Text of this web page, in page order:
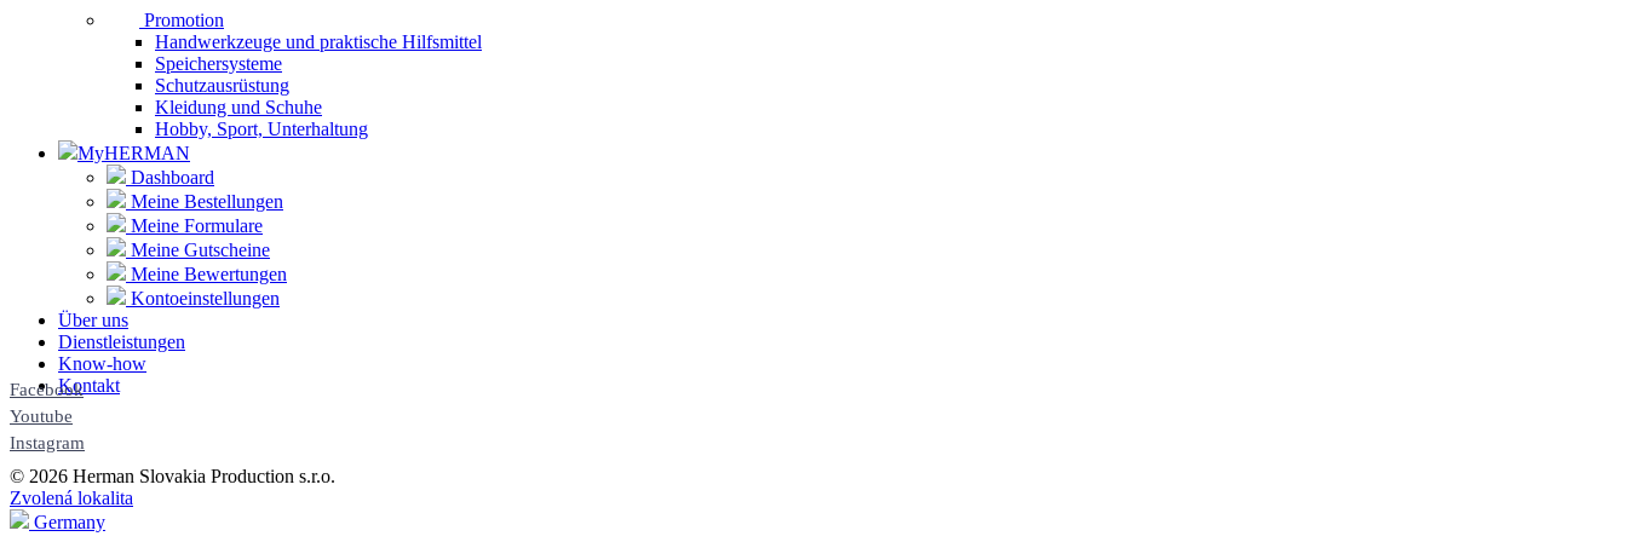
Promotion
Handwerkzeuge und praktische Hilfsmittel
Speichersysteme
Schutzausrüstung
Kleidung und Schuhe
Hobby, Sport, Unterhaltung
MyHERMAN
Dashboard
Meine Bestellungen
Meine Formulare
Meine Gutscheine
Meine Bewertungen
Kontoeinstellungen
Über uns
Dienstleistungen
Know-how
Kontakt
Facebook
Youtube
Instagram
© 2026 Herman Slovakia Production s.r.o.
Zvolená lokalita
Germany